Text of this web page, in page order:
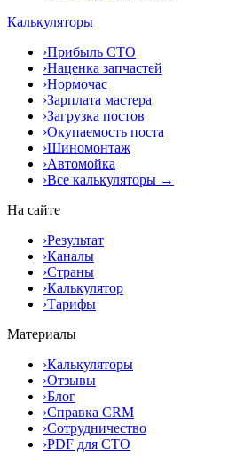
Калькуляторы
›Прибыль СТО
›Наценка запчастей
›Нормочас
›Зарплата мастера
›Загрузка постов
›Окупаемость поста
›Шиномонтаж
›Автомойка
›Все калькуляторы →
На сайте
›Результат
›Каналы
›Страны
›Калькулятор
›Тарифы
Материалы
›Калькуляторы
›Отзывы
›Блог
›Справка CRM
›Сотрудничество
›PDF для СТО